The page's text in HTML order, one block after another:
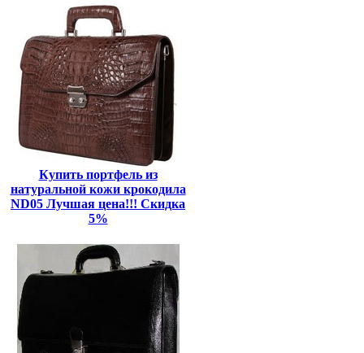
Купить портфель из
натуральной кожи крокодила
ND05 Лучшая цена!!! Скидка
5%